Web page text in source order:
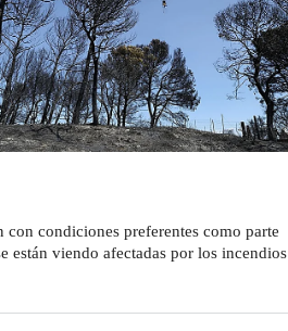
condiciones preferentes como parte
están viendo afectadas por los incendios